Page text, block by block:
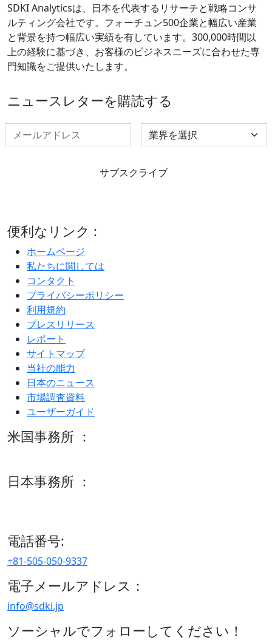
SDKI Analyticsは、日本を代表するリサーチと戦略コンサ
ルティング会社です。フォーチュン500企業と幅広い産業
と背景を持つ幅広い実績を有しています。300,000時間以
上の経験に基づき、お客様のビジネスニーズに合わせた専
門知識をご提供いたします。
ニュースレターを購読する
Select Industry
サブスクライブ
便利なリンク :
ホームページ
私たちに関しては
コンタクト
プライバシーポリシー
利用規約
プレスリリース
レポート
サイトマップ
当社の能力
日本のニュース
市場調査資料
ユーザーガイド
米国事務所 ：
日本事務所 ：
電話番号:
+81-505-050-9337
電子メールアドレス：
info@sdki.jp
ソーシャルでフォローしてください！